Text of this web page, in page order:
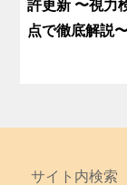
許更新 〜視力
点で徹底解説
サイト内検索